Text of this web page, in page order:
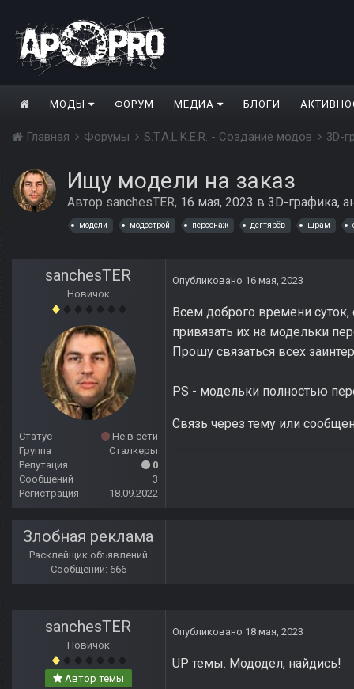
МОДЫ ФОРУМ МЕДИА БЛОГИ
Главная Форумы S.T.A.L.K.E.R. - Создание модов 3D-
Ищу модели на заказ
Автор sanchesTER, 16 мая, 2023 в 3D-графика,
модели модострой персонаж дегтярёв шрам
sanchesTER
Новичок
Статус
Не в сети
Группа
Сталкеры
Репутация
0
Сообщений
3
Регистрация
18.09.2022
Опубликовано 16 мая, 2023
Всем доброго времени
привязать их на модельки
Прошу связаться всех
PS - модельки полностью
Связь через тему или
Злобная реклама
Расклейщик объявлений
Сообщений: 666
sanchesTER
Новичок
Автор темы
Опубликовано 18 мая, 2023
UP темы. Мододел, найдись!